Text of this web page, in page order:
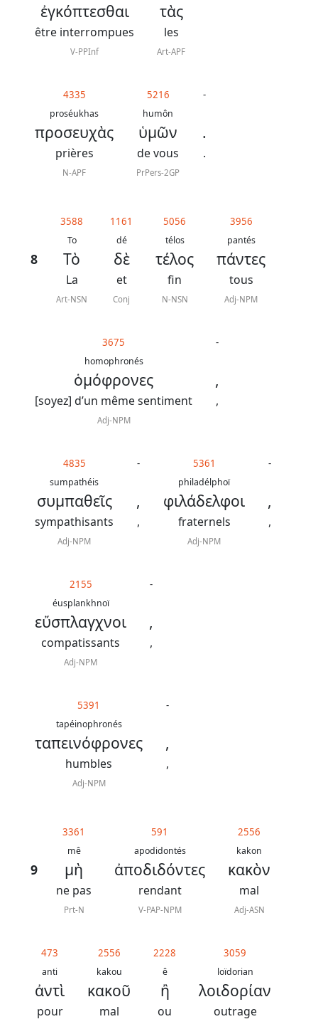
ἐγκόπτεσθαι
être interrompues
V-PPInf
τὰς
les
Art-APF
4335
proséukhas
προσευχὰς
prières
N-APF
5216
humôn
ὑμῶν
de vous
PrPers-2GP
-
.
.
8
3588
To
Τὸ
La
Art-NSN
1161
dé
δὲ
et
Conj
5056
télos
τέλος
fin
N-NSN
3956
pantés
πάντες
tous
Adj-NPM
3675
homophronés
ὁμόφρονες
[soyez] d’un même sentiment
Adj-NPM
-
,
,
4835
sumpathéis
συμπαθεῖς
sympathisants
Adj-NPM
-
,
,
5361
philadélphoï
φιλάδελφοι
fraternels
Adj-NPM
-
,
,
2155
éusplankhnoï
εὔσπλαγχνοι
compatissants
Adj-NPM
-
,
,
5391
tapéinophronés
ταπεινόφρονες
humbles
Adj-NPM
-
,
,
9
3361
mê
μὴ
ne pas
Prt-N
591
apodidontés
ἀποδιδόντες
rendant
V-PAP-NPM
2556
kakon
κακὸν
mal
Adj-ASN
473
anti
ἀντὶ
pour
2556
kakou
κακοῦ
mal
2228
ê
ἢ
ou
3059
loïdorian
λοιδορίαν
outrage